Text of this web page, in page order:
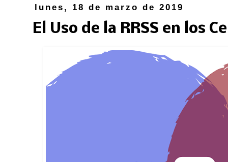
lunes, 18 de marzo de 2019
El Uso de la RRSS en los